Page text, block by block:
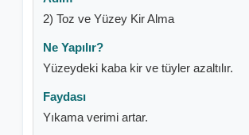
2) Toz ve Yüzey Kir Alma
Yüzeydeki kaba kir ve tüyler azaltılır.
Yıkama verimi artar.